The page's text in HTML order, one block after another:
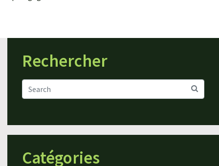
Rechercher
Catégories